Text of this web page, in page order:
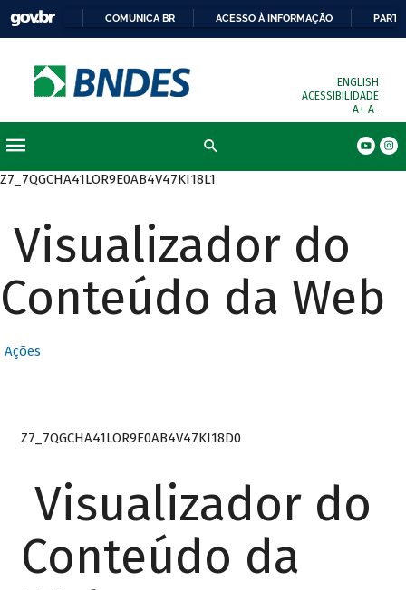
COMUNICA BR ACESSO À INFORMAÇÃO
ENGLISH
ACESSIBILIDADE
A+ A-
Z7_7QGCHA41LOR9E0AB4V47KI18L1
Visualizador do
Conteúdo da Web
Ações
Z7_7QGCHA41LOR9E0AB4V47KI18D0
Visualizador do
Conteúdo da